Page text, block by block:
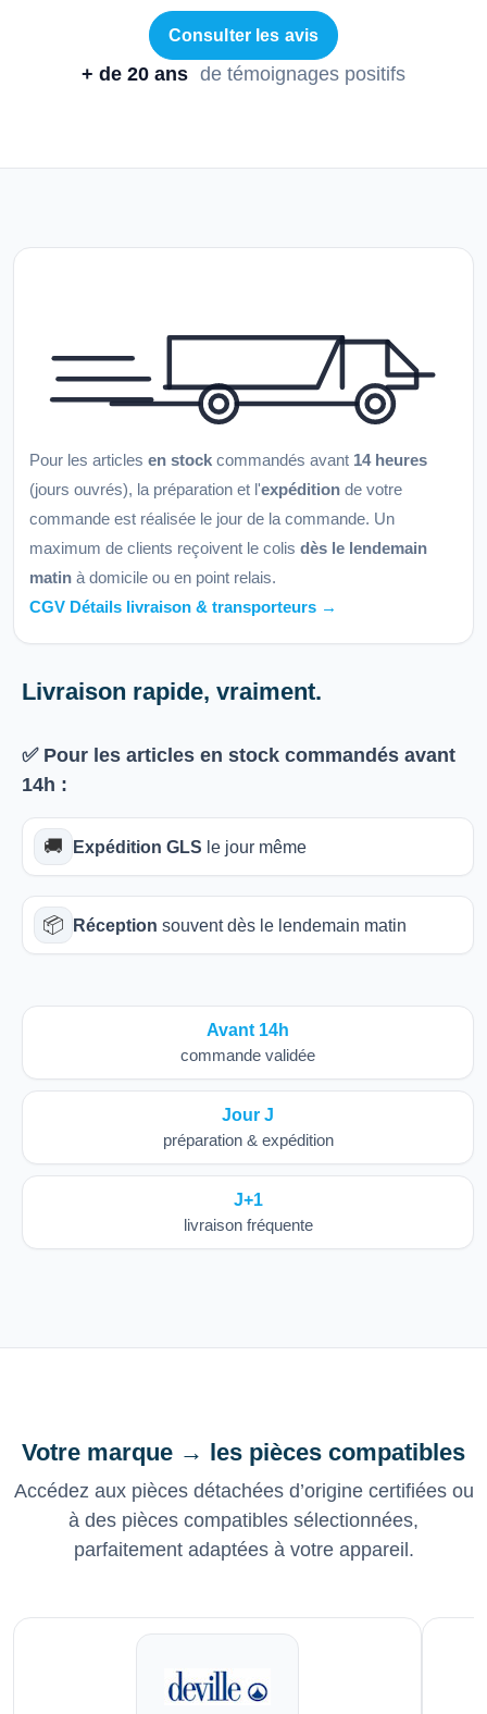
Consulter les avis
+ de 20 ans de témoignages positifs
Pour les articles en stock commandés avant 14 heures
(jours ouvrés), la préparation et l'expédition de votre
commande est réalisée le jour de la commande. Un
maximum de clients reçoivent le colis dès le lendemain
matin à domicile ou en point relais.
CGV Détails livraison & transporteurs →
Livraison rapide, vraiment.
✅ Pour les articles en stock commandés avant
14h :
🚚 Expédition GLS le jour même
📦 Réception souvent dès le lendemain matin
Avant 14h
commande validée
Jour J
préparation & expédition
J+1
livraison fréquente
Votre marque → les pièces compatibles
Accédez aux pièces détachées d’origine certifiées ou
à des pièces compatibles sélectionnées,
parfaitement adaptées à votre appareil.